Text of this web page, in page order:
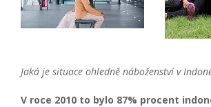
Jaká je situace ohledně náboženství v
V roce 2010 to bylo 87% procent